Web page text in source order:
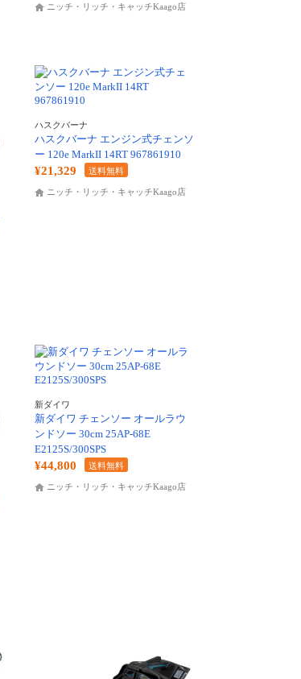
ニッチ・リッチ・キャッチKaago店
ハスクバーナ
ハスクバーナ エンジン式チェンソ
ー 120e MarkII 14RT 967861910
¥21,329 送料無料
ニッチ・リッチ・キャッチKaago店
新ダイワ
新ダイワ チェンソー オールラウ
ンドソー 30cm 25AP-68E
E2125S/300SPS
¥44,800 送料無料
ニッチ・リッチ・キャッチKaago店